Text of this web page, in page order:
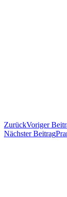
ZurückVoriger
Nächster Beitrag